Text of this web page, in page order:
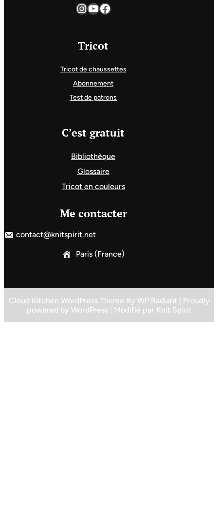
InstagramYouTube Facebook
Tricot
Tricot de chaussettes
Abonnement
Test de patrons
C’est gratuit
Bibliothèque
Glossaire
Tricot en couleurs
Me contacter
contact@knitspirit.net
Paris (France)
Cloud Kitchen WordPress Theme By WP Radiant | Proudly
powered by WordPress| Modifié par Knit Spirit